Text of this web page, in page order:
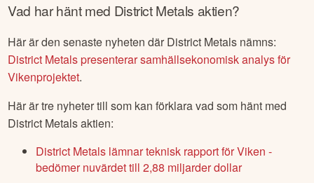
Vad har hänt med District Metals aktien?
Här är den senaste nyheten där District Metals nämns:
District Metals presenterar samhällsekonomisk analys för
Vikenprojektet.
Här är tre nyheter till som kan förklara vad som hänt med
District Metalsaktien:
District Metals lämnar teknisk rapport för Viken -
bedömer nuvärdet till 2,88 miljarder dollar